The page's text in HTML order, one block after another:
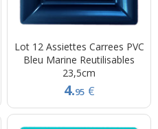
Lot 12 Assiettes Carrees PVC
Bleu Marine Reutilisables
23,5cm
4.95 €